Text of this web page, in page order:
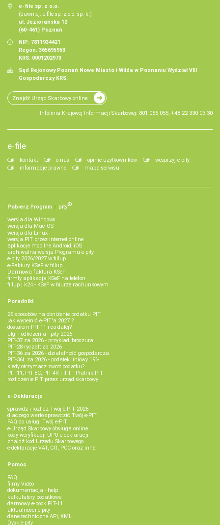
e-file sp. z o.o.
(dawniej: e-file sp. z o.o. sp. k.)
ul. Jeziorańska 12
(60-461) Poznań
NIP: 7811934421
Regon: 365695953
KRS: 0001202973
Sąd Rejonowy Poznań Nowe Miasto i Wilda w Poznaniu Wydział VIII
Gospodarczy KRS.
Znajdź Urząd Skarbowy online
Infolinia Krajowej Informacji Skarbowej: 801 055 055, +48 22 330 03 30
e-file
kontakt o nas opinie użytkowników
wesprzyj e-pity
informacje prawne
mapa serwisu
Pobierz Program e‑pity®
wersja dla Windows
wersja dla Mac OS
wersja dla Linux
wersja PIT przez internet online
aplikacje mobilne Android, iOS
archiwalna wersja Programu e-pity
e-pity 2026/2027 w fillup
e‑Faktury KSeF w fillup
Darmowa faktura KSeF
firmly aplikacja KSeF na telefon
fillup | k24 - KSeF w biurze rachunkowym
Poradniki
26 sposobów na obniżenie podatku PIT
jak wypełnić e-PIT'a 2027 ?
dostałem PIT-11 i co dalej?
ulgi i odliczenia - pity 2026
PIT-37 za 2026 - przykład, broszura
PIT-28 ryczałt za 2026
PIT-36 za 2026 - działalność gospodarcza
PIT-36L za 2026 - podatek liniowy 19%
kiedy otrzymasz zwrot podatku?
PIT-11, PIT-8C, PIT-4R i IFT - Płatnik PIT
rozliczenie PIT przez urząd skarbowy
e-Deklaracje
sprawdź i rozlicz Twój e PIT 2026
dlaczego warto sprawdzić Twój e-PIT
FAQ do usługi Twój e-PIT
e-Urząd Skarbowy obsługa online
kody weryfikacji UPO e-deklaracji
znajdź kod Urzędu Skarbowego
e-deklaracje VAT, CIT, PCC oraz inne
Pomoc
FAQ
filmy Video
dokumentacja - help
kalkulatory podatkowe
darmowy e-book PIT-11
aktualności e-pity
dane techniczne API, XML
Dysk e-pity